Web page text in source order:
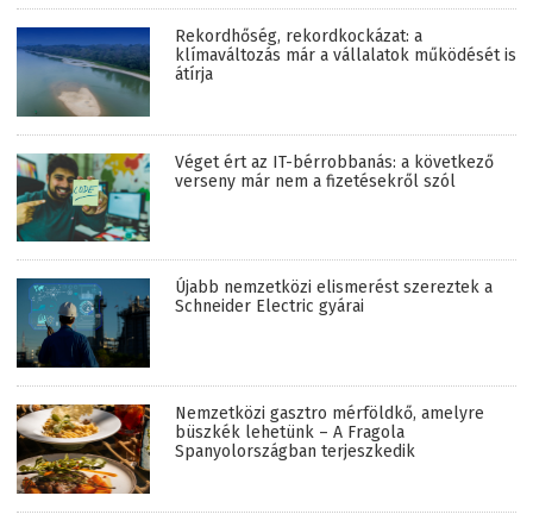
Rekordhőség, rekordkockázat: a
klímaváltozás már a vállalatok működését is
átírja
Véget ért az IT-bérrobbanás: a következő
verseny már nem a fizetésekről szól
Újabb nemzetközi elismerést szereztek a
Schneider Electric gyárai
Nemzetközi gasztro mérföldkő, amelyre
büszkék lehetünk – A Fragola
Spanyolországban terjeszkedik